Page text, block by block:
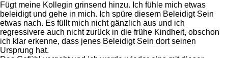
Fügt meine Kollegin grinsend hinzu. Ich fühle mich etwas
beleidigt und gehe in mich. Ich spüre diesem Beleidigt Sein
etwas nach. Es füllt mich nicht gänzlich aus und ich
regressivere auch nicht zurück in die frühe Kindheit, obschon
ich klar erkenne, dass jenes Beleidigt Sein dort seinen
Ursprung hat.